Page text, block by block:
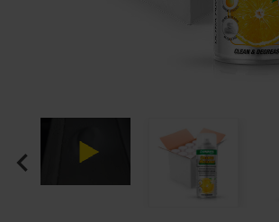
navigate_before